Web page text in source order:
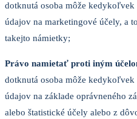
dotknutá osoba môže
údajov na marketingové účely, a
takejto námietky;
Právo namietať proti iným
dotknutá osoba môže
údajov na základe oprávneného
alebo štatistické účely alebo z